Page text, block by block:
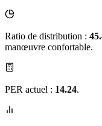
Ratio de distribution :
manœuvre confortable.
PER actuel : 14.24.